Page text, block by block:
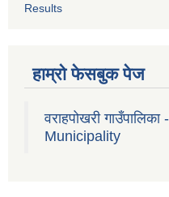
Results
हाम्रो फेसबुक पेज
वराहपोखरी
Municipality